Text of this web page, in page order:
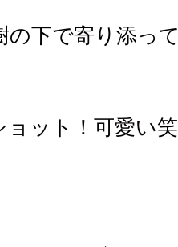
の下で寄り添っ
ョット！可愛い